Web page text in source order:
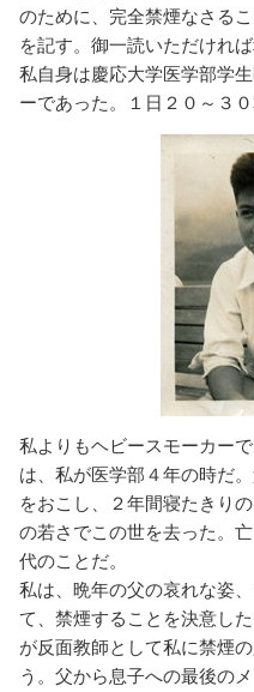
のために、完全禁煙なさる
を記す。御一読いただければ
私自身は慶応大学医学部学
ーであった。１日２０～３
私よりもヘビースモーカー
は、私が医学部４年の時だ
をおこし、２年間寝たきり
の若さでこの世を去った。
代のことだ。
私は、晩年の父の哀れな姿
て、禁煙することを決意し
が反面教師として私に禁煙
う。父から息子への最後の